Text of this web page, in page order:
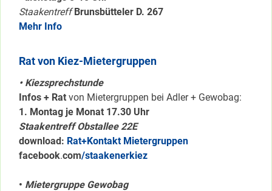
Staakentreff Brunsbütteler D. 267
Mehr Info
Rat von Kiez-Mietergruppen
• Kiezsprechstunde
Infos + Rat von Mietergruppen bei Adler + Gewobag:
1. Montag je Monat 17.30 Uhr
Staakentreff Obstallee 22E
download: Rat+Kontakt Mietergruppen
facebook.com/staakenerkiez
• Mietergruppe Gewobag